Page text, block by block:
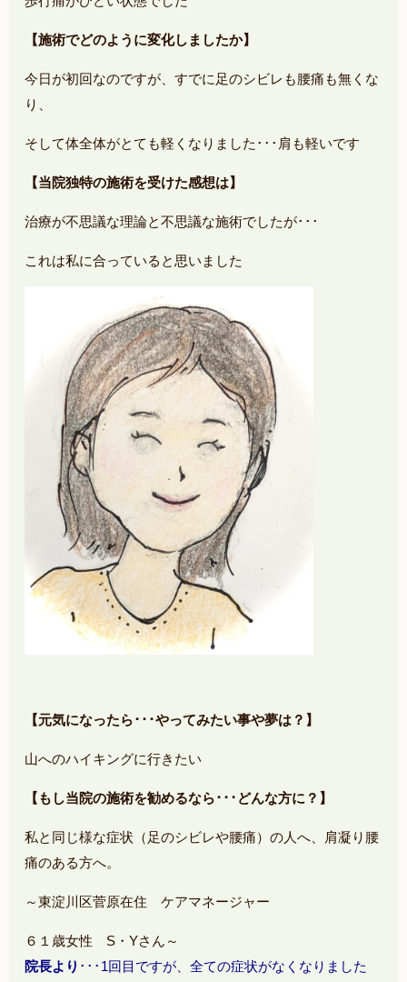
【施術でどのように変化しましたか】
今日が初回なのですが、すでに足のシビレも腰痛も無くな
り、
そして体全体がとても軽くなりました･･･肩も軽いです
【当院独特の施術を受けた感想は】
治療が不思議な理論と不思議な施術でしたが･･･
これは私に合っていると思いました
【元気になったら･･･やってみたい事や夢は？】
山へのハイキングに行きたい
【もし当院の施術を勧めるなら･･･どんな方に？】
私と同じ様な症状（足のシビレや腰痛）の人へ、肩凝り腰
痛のある方へ。
～東淀川区菅原在住 ケアマネージャー
６１歳女性 S・Yさん～
院長より ･･･1回目ですが、全ての症状がなくなりました